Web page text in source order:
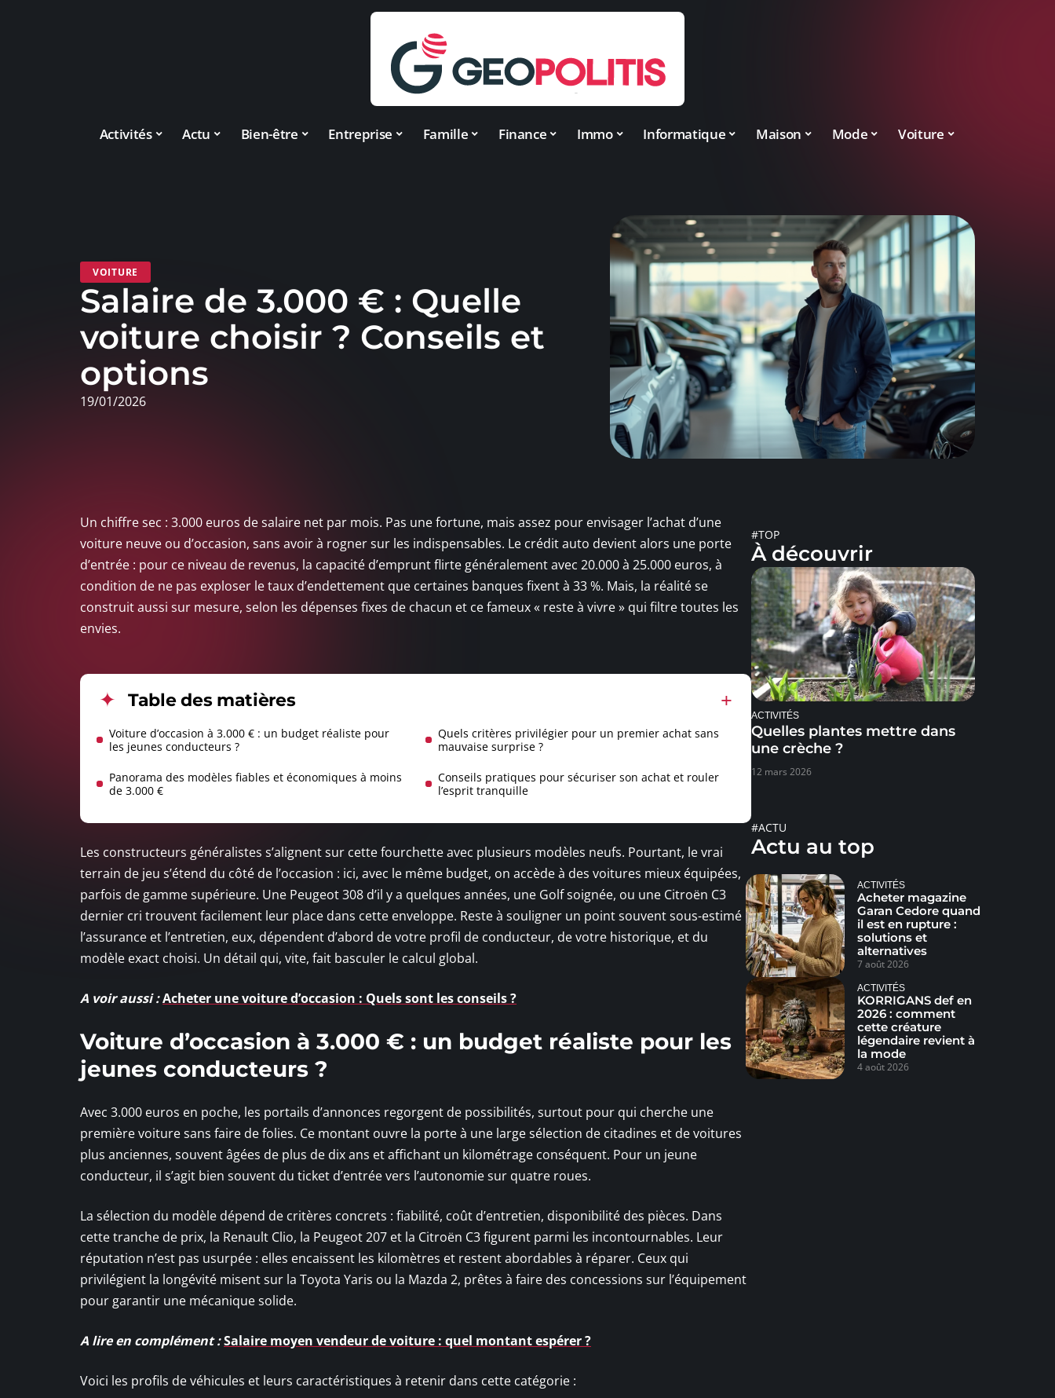
Activités Actu Bien-être Entreprise Famille Finance Immo Informatique Maison Mode Voiture
VOITURE
Salaire de 3.000 € : Quelle
voiture choisir ? Conseils et
options
19/01/2026
Un chiffre sec : 3.000 euros de salaire net par mois. Pas une fortune, mais assez pour envisager l’achat d’une
voiture neuve ou d’occasion, sans avoir à rogner sur les indispensables. Le crédit auto devient alors une porte
d’entrée : pour ce niveau de revenus, la capacité d’emprunt flirte généralement avec 20.000 à 25.000 euros, à
condition de ne pas exploser le taux d’endettement que certaines banques fixent à 33 %. Mais, la réalité se
construit aussi sur mesure, selon les dépenses fixes de chacun et ce fameux « reste à vivre » qui filtre toutes les
envies.
Table des matières
Voiture d’occasion à 3.000 € : un budget réaliste pour
les jeunes conducteurs ?
Quels critères privilégier pour un premier achat sans
mauvaise surprise ?
Panorama des modèles fiables et économiques à moins
de 3.000 €
Conseils pratiques pour sécuriser son achat et rouler
l’esprit tranquille
Les constructeurs généralistes s’alignent sur cette fourchette avec plusieurs modèles neufs. Pourtant, le vrai
terrain de jeu s’étend du côté de l’occasion : ici, avec le même budget, on accède à des voitures mieux équipées,
parfois de gamme supérieure. Une Peugeot 308 d’il y a quelques années, une Golf soignée, ou une Citroën C3
dernier cri trouvent facilement leur place dans cette enveloppe. Reste à souligner un point souvent sous-estimé :
l’assurance et l’entretien, eux, dépendent d’abord de votre profil de conducteur, de votre historique, et du
modèle exact choisi. Un détail qui, vite, fait basculer le calcul global.
A voir aussi :Acheter une voiture d’occasion : Quels sont les conseils ?
Voiture d’occasion à 3.000 € : un budget réaliste pour les
jeunes conducteurs ?
Avec 3.000 euros en poche, les portails d’annonces regorgent de possibilités, surtout pour qui cherche une
première voiture sans faire de folies. Ce montant ouvre la porte à une large sélection de citadines et de voitures
plus anciennes, souvent âgées de plus de dix ans et affichant un kilométrage conséquent. Pour un jeune
conducteur, il s’agit bien souvent du ticket d’entrée vers l’autonomie sur quatre roues.
La sélection du modèle dépend de critères concrets : fiabilité, coût d’entretien, disponibilité des pièces. Dans
cette tranche de prix, la Renault Clio, la Peugeot 207 et la Citroën C3 figurent parmi les incontournables. Leur
réputation n’est pas usurpée : elles encaissent les kilomètres et restent abordables à réparer. Ceux qui
privilégient la longévité misent sur la Toyota Yaris ou la Mazda 2, prêtes à faire des concessions sur l’équipement
pour garantir une mécanique solide.
A lire en complément :Salaire moyen vendeur de voiture : quel montant espérer ?
Voici les profils de véhicules et leurs caractéristiques à retenir dans cette catégorie :
#TOP
À découvrir
ACTIVITÉS
Quelles plantes mettre dans
une crèche ?
12 mars 2026
#ACTU
Actu au top
ACTIVITÉS
Acheter magazine
Garan Cedore quand
il est en rupture :
solutions et
alternatives
7 août 2026
ACTIVITÉS
KORRIGANS def en
2026 : comment
cette créature
légendaire revient à
la mode
4 août 2026